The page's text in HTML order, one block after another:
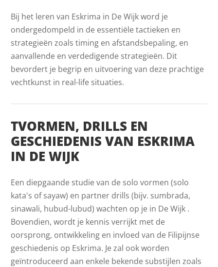
Bij het leren van Eskrima in De Wijk word je
ondergedompeld in de essentiële tactieken en
strategieën zoals timing en afstandsbepaling, en
aanvallende en verdedigende strategieën. Dit
bevordert je begrip en uitvoering van deze prachtige
vechtkunst in real-life situaties.
TVORMEN, DRILLS EN
GESCHIEDENIS VAN ESKRIMA
IN DE WIJK
Een diepgaande studie van de solo vormen (solo
kata's of sayaw) en partner drills (bijv. sumbrada,
sinawali, hubud-lubud) wachten op je in De Wijk .
Bovendien, wordt je kennis verrijkt met de
oorsprong, ontwikkeling en invloed van de Filipijnse
geschiedenis op Eskrima. Je zal ook worden
geïntroduceerd aan enkele bekende substijlen zoals